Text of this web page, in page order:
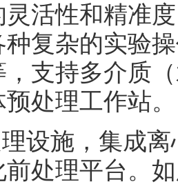
活性和精准
复杂的实验
支持多介质
处理工作站。
设施，集成
处理平台。